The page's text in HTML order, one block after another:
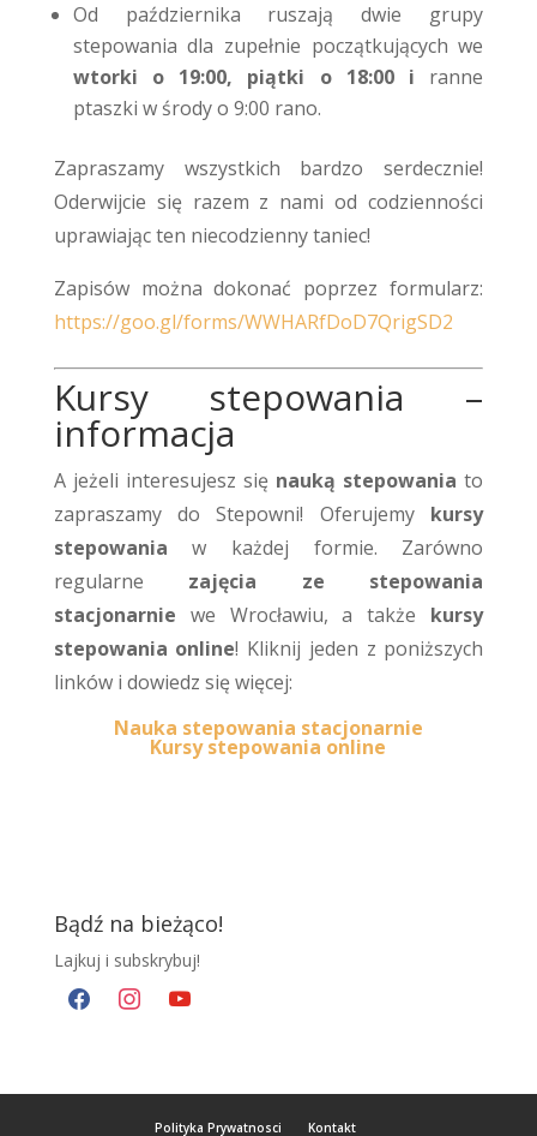
Od października ruszają dwie grupy
stepowania dla zupełnie początkujących we
wtorki o 19:00, piątki o 18:00 i ranne
ptaszki w środy o 9:00 rano.
Zapraszamy wszystkich bardzo serdecznie!
Oderwijcie się razem z nami od codzienności
uprawiając ten niecodzienny taniec!
Zapisów można dokonać poprzez formularz:
https://goo.gl/forms/WWHARfDoD7QrigSD2
Kursy stepowania –
informacja
A jeżeli interesujesz się nauką stepowaniato
zapraszamy do Stepowni! Oferujemy kursy
stepowania w każdej formie. Zarówno
regularne zajęcia ze stepowania
stacjonarnie we Wrocławiu, a także kursy
stepowania online! Kliknij jeden z poniższych
linków i dowiedz się więcej:
Nauka stepowania stacjonarnie
Kursy stepowania online
Bądź na bieżąco!
Lajkuj i subskrybuj!
facebookinstagramyoutube
Polityka Prywatnosci Kontakt